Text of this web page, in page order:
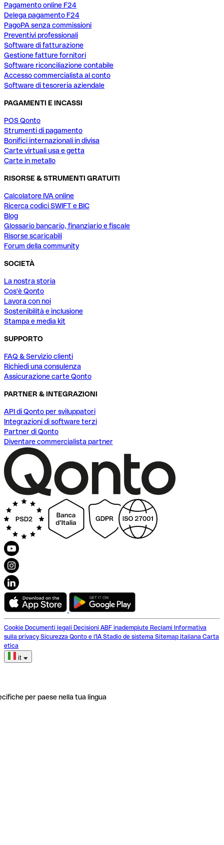
Pagamento online F24
Delega pagamento F24
PagoPA senza commissioni
Preventivi professionali
Software di fatturazione
Gestione fatture fornitori
Software riconciliazione contabile
Accesso commercialista al conto
Software di tesoreria aziendale
PAGAMENTI E INCASSI
POS Qonto
Strumenti di pagamento
Bonifici internazionali in divisa
Carte virtuali usa e getta
Carte in metallo
RISORSE & STRUMENTI GRATUITI
Calcolatore IVA online
Ricerca codici SWIFT e BIC
Blog
Glossario bancario, finanziario e fiscale
Risorse scaricabili
Forum della community
SOCIETÀ
La nostra storia
Cos'è Qonto
Lavora con noi
Sostenibilità e inclusione
Stampa e media kit
SUPPORTO
FAQ & Servizio clienti
Richiedi una consulenza
Assicurazione carte Qonto
PARTNER & INTEGRAZIONI
API di Qonto per sviluppatori
Integrazioni di software terzi
Partner di Qonto
Diventare commercialista partner
Cookie Documenti legali Decisioni ABF inadempiute Reclami Informativa
sulla privacy Sicurezza Qonto e l'IA Stadio de sistema Sitemap italiana Carta
etica
it
per paese nella tua lingua